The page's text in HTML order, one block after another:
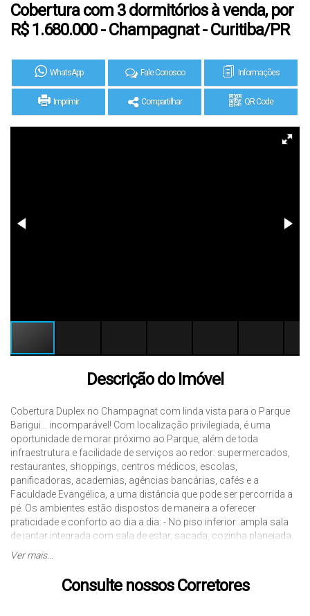
Cobertura com 3 dormitórios à venda, por
R$ 1.680.000 - Champagnat - Curitiba/PR
WhatsApp Fale Conosco Informações
Imprimir Compartilhar QR Code
Descrição do Imóvel
Cobertura Duplex no Champagnat com linda vista para o Parque
Barigui... incomparável! Com localização privilegiada, é uma
oportunidade de morar próximo ao Parque, além de toda
infraestrutura e facilidade de serviços ao redor: supermercados,
restaurantes, shoppings, centros médicos, escolas,
panificadoras, academias, agências bancárias, cafés e a
Faculdade Evangélica, a uma distância que pode ser percorrida a
pé. Os ambientes estão dispostos de maneira a oferecer
praticidade e conforto ao dia a dia: - No piso inferior: ampla sala
de jantar integrada com sala de estar, sacada, cozinha planejada,
área de serviço, 3 quartos com armários, sendo 1 suíte com
churrasqueira, wc e um terraço com vista espetacular! Um
verdadeiro convite para receber amigos e familiares. O
Ver mais...
Consulte nossos Corretores